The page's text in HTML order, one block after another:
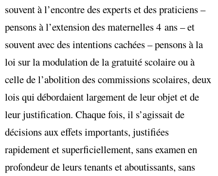
souvent à l’encontre des experts et des praticiens –
pensons à l’extension des maternelles 4 ans – et
souvent avec des intentions cachées – pensons à la
loi sur la modulation de la gratuité scolaire ou à
celle de l’abolition des commissions scolaires, deux
lois qui débordaient largement de leur objet et de
leur justification. Chaque fois, il s’agissait de
décisions aux effets importants, justifiées
rapidement et superficiellement, sans examen en
profondeur de leurs tenants et aboutissants, sans